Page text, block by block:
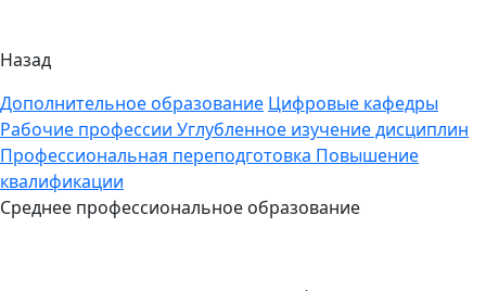
Назад
Дополнительное образование Цифровые кафедры
Рабочие профессии Углубленное изучение дисциплин
Профессиональная переподготовка Повышение
квалификации
Среднее профессиональное образование